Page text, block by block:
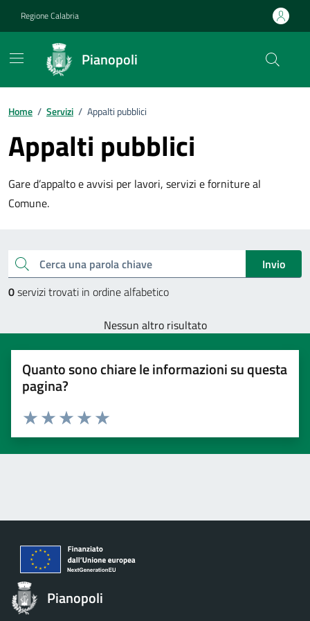
Regione Calabria
Pianopoli
Home / Servizi / Appalti pubblici
Appalti pubblici
Gare d’appalto e avvisi per lavori, servizi e forniture al
Comune.
Cerca una parola chiave
Invio
0servizi trovati in ordine alfabetico
Nessun altro risultato
Quanto sono chiare le informazioni su questa
pagina?
Valuta 5 stelle su 5
Valuta 4 stelle su 5
Valuta 3 stelle su 5
Valuta 2 stelle su 5
Valuta 1 stelle su 5
Pianopoli